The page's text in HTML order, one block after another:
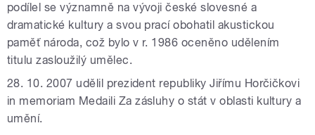
podílel se významně na vývoji české slovesné a
dramatické kultury a svou prací obohatil akustickou
paměť národa, což bylo v r. 1986 oceněno udělením
titulu zasloužilý umělec.
28. 10. 2007 udělil prezident republiky Jiřímu Horčičkovi
in memoriam Medaili Za zásluhy o stát v oblasti kultury a
umění.